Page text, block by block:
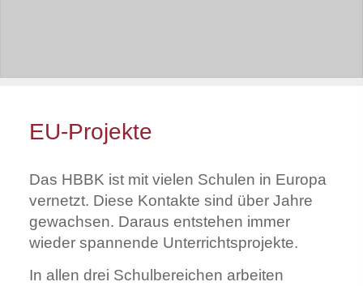
EU-Projekte
Das HBBK ist mit vielen Schulen in Europa
vernetzt. Diese Kontakte sind über Jahre
gewachsen. Daraus entstehen immer
wieder spannende Unterrichtsprojekte.
In allen drei Schulbereichen arbeiten